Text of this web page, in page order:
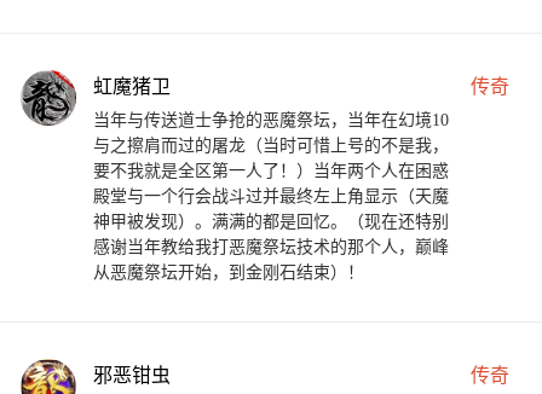
虹魔猪卫 传奇
当年与传送道士争抢的恶魔祭坛，当年在幻境10
与之擦肩而过的屠龙（当时可惜上号的不是我，
要不我就是全区第一人了！）当年两个人在困惑
殿堂与一个行会战斗过并最终左上角显示（天魔
神甲被发现）。满满的都是回忆。（现在还特别
感谢当年教给我打恶魔祭坛技术的那个人，巅峰
从恶魔祭坛开始，到金刚石结束）！
邪恶钳虫 传奇